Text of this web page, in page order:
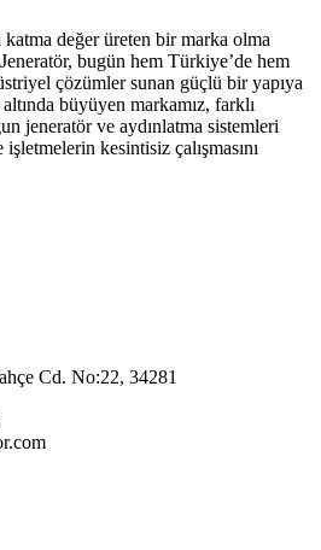
katma değer üreten bir marka olma
bugün hem Türkiye’de hem
çözümler sunan güçlü bir yapıya
büyüyen markamız, farklı
jeneratör ve aydınlatma sistemleri
kesintisiz çalışmasını
Cd. No:22, 34281